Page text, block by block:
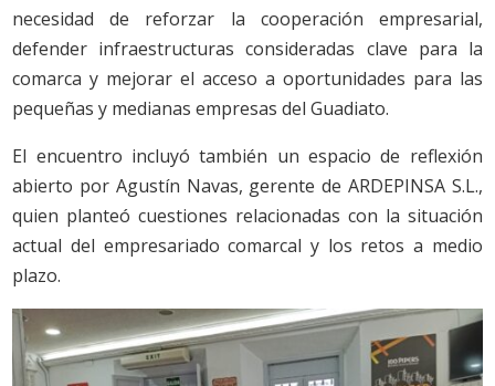
necesidad de reforzar la cooperación empresarial,
defender infraestructuras consideradas clave para la
comarca y mejorar el acceso a oportunidades para las
pequeñas y medianas empresas del Guadiato.
El encuentro incluyó también un espacio de reflexión
abierto por Agustín Navas, gerente de ARDEPINSA S.L.,
quien planteó cuestiones relacionadas con la situación
actual del empresariado comarcal y los retos a medio
plazo.